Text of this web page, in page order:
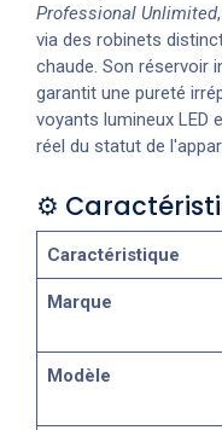
Professional Unlimited
via des robinets
chaude. Son réservoir
garantit une pureté
voyants lumineux LED
réel du statut de
⚙️
Caractéristique
Marque
Modèle